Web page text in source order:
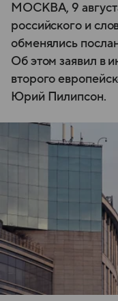
МОСКВА, 9
российского и
обменялись
Об этом заявил в
второго
Юрий Пилипсон.